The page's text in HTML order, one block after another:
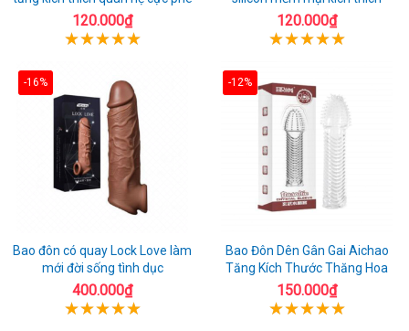
120.000₫ 120.000₫
-16%
Bao đôn có quay Lock Love làm
mới đời sống tình dục
400.000₫
-12%
Bao Đôn Dên Gân Gai Aichao
Tăng Kích Thước Thăng Hoa
150.000₫